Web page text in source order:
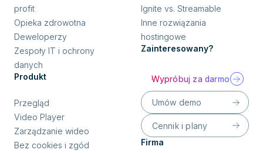
profit
Opieka zdrowotna
Deweloperzy
Zespoły IT i ochrony
danych
Produkt
Przegląd
Video Player
Zarządzanie wideo
Bez cookies i zgód
Ignite vs. Streamable
Inne rozwiązania
hostingowe
Zainteresowany?
Wypróbuj za darmo
Umów demo
Cennik i plany
Firma